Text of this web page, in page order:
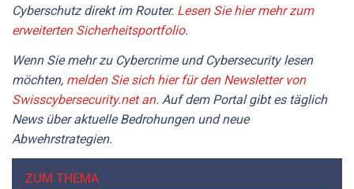
Cyberschutz direkt im Router. Lesen Sie hier mehr zum
erweiterten Sicherheitsportfolio.
Wenn Sie mehr zu Cybercrime und Cybersecurity lesen
möchten, melden Sie sich hier für den Newsletter von
Swisscybersecurity.net an. Auf dem Portal gibt es täglich
News über aktuelle Bedrohungen und neue
Abwehrstrategien.
ZUM THEMA